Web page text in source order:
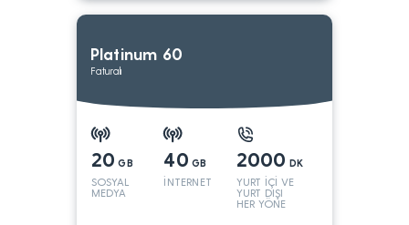
Platinum 60
Faturalı
20 GB
SOSYAL
MEDYA
40 GB
İNTERNET
2000 DK
YURT İÇİ VE
YURT DIŞI
HER YÖNE